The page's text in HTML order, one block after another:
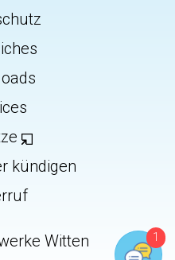
kündigen
Witten